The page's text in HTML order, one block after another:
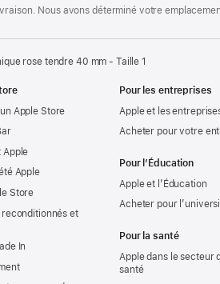
Nous avons déterminé votre
rose tendre 40 mm - Taille 1
Apple Store
Apple
Apple
Store
reconditionnés et
In
Pour les entreprises
Apple et les
Acheter pour votre
Pour l’Éducation
Apple et l’Éducation
Acheter pour
Pour la santé
Apple dans le secteur
santé